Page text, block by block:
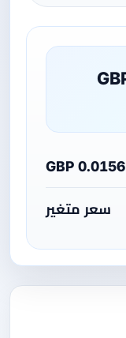
0.0156 GBP
سعر متغير